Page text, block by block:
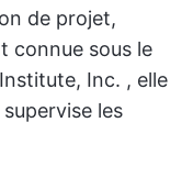
de projet,
connue sous le
Inc. , elle
les